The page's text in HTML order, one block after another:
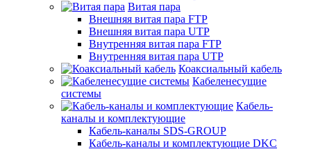
Витая пара
Внешняя витая пара FTP
Внешняя витая пара UTP
Внутренняя витая пара FTP
Внутренняя витая пара UTP
Коаксиальный кабель
Кабеленесущие
системы
Кабель-
каналы и комплектующие
Кабель-каналы SDS-GROUP
Кабель-каналы и комплектующие DKC